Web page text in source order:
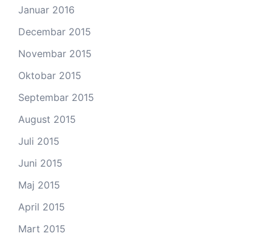
Januar 2016
Decembar 2015
Novembar 2015
Oktobar 2015
Septembar 2015
August 2015
Juli 2015
Juni 2015
Maj 2015
April 2015
Mart 2015